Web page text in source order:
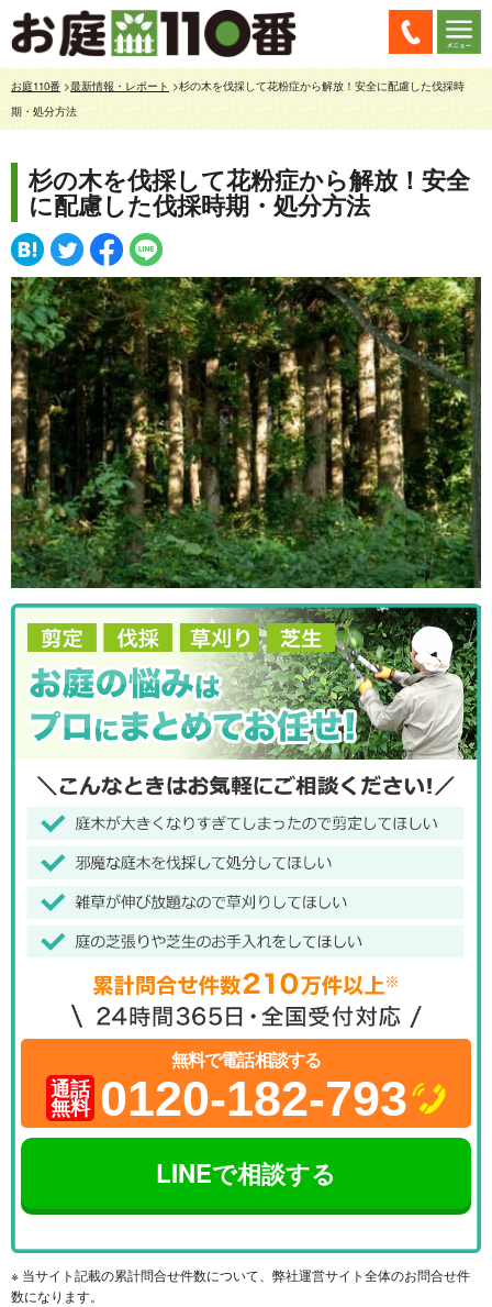
お庭110番>最新情報・レポート >杉の木を伐採して花粉症から解放！安全に配慮した伐採時
期・処分方法
杉の木を伐採して花粉症から解放！安全
に配慮した伐採時期・処分方法
無料で電話相談する
通話
無料 0120-182-793
LINEで相談する
※ 当サイト記載の累計問合せ件数について、弊社運営サイト全体のお問合せ件
数になります。